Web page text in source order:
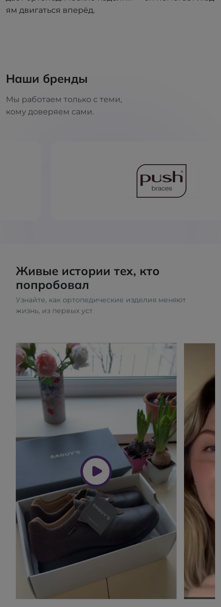
ям двигаться вперёд.
Наши бренды
Мы работаем только с теми,
кому доверяем сами.
Живые истории тех, кто
попробовал
Узнайте, как ортопедические изделия меняют
жизнь, из первых уст